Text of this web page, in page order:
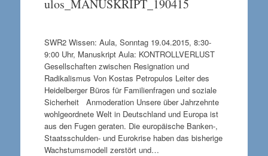
ulos_MANUSKRIPT_190415
SWR2 Wissen: Aula, Sonntag 19.04.2015, 8:30-
9:00 Uhr, Manuskript Aula: KONTROLLVERLUST
Gesellschaften zwischen Resignation und
Radikalismus Von Kostas Petropulos Leiter des
Heidelberger Büros für Familienfragen und soziale
Sicherheit Anmoderation Unsere über Jahrzehnte
wohlgeordnete Welt in Deutschland und Europa ist
aus den Fugen geraten. Die europäische Banken-,
Staatsschulden- und Eurokrise haben das bisherige
Wachstumsmodell zerstört und…